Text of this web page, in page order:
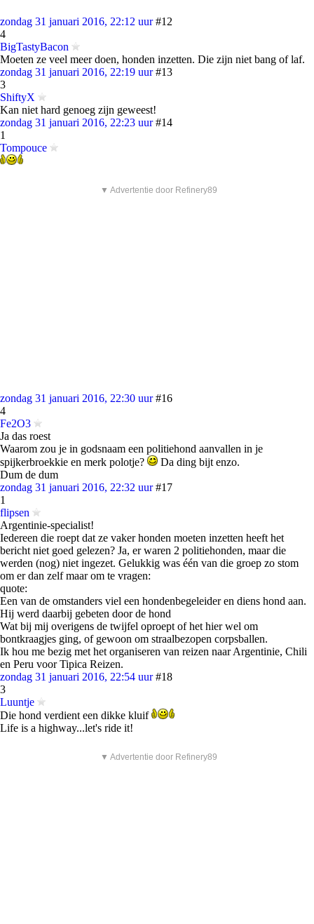
zondag 31 januari 2016, 22:12 uur #12
4
BigTastyBacon
Moeten ze veel meer doen, honden inzetten. Die zijn niet bang of laf.
zondag 31 januari 2016, 22:19 uur #13
3
ShiftyX
Kan niet hard genoeg zijn geweest!
zondag 31 januari 2016, 22:23 uur #14
1
Tompouce
▼ Advertentie door Refinery89
zondag 31 januari 2016, 22:30 uur #16
4
Fe2O3
Ja das roest
Waarom zou je in godsnaam een politiehond aanvallen in je
spijkerbroekkie en merk polotje?
Da ding bijt enzo.
Dum de dum
zondag 31 januari 2016, 22:32 uur #17
1
flipsen
Argentinie-specialist!
Iedereen die roept dat ze vaker honden moeten inzetten heeft het
bericht niet goed gelezen? Ja, er waren 2 politiehonden, maar die
werden (nog) niet ingezet. Gelukkig was één van die groep zo stom
om er dan zelf maar om te vragen:
quote:
Een van de omstanders viel een hondenbegeleider en diens hond aan.
Hij werd daarbij gebeten door de hond
Wat bij mij overigens de twijfel oproept of het hier wel om
bontkraagjes ging, of gewoon om straalbezopen corpsballen.
Ik hou me bezig met het organiseren van reizen naar Argentinie, Chili
en Peru voor Tipica Reizen.
zondag 31 januari 2016, 22:54 uur #18
3
Luuntje
Die hond verdient een dikke kluif
Life is a highway...let's ride it!
▼ Advertentie door Refinery89